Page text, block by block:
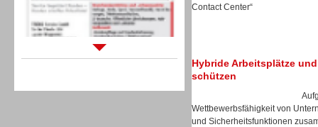
Sprachdialogsysteme u. Ki/
Contact Center“
Hybride Arbeitsplätze
schützen
Wettbewerbsfähigkeit von
und Sicherheitsfunktionen